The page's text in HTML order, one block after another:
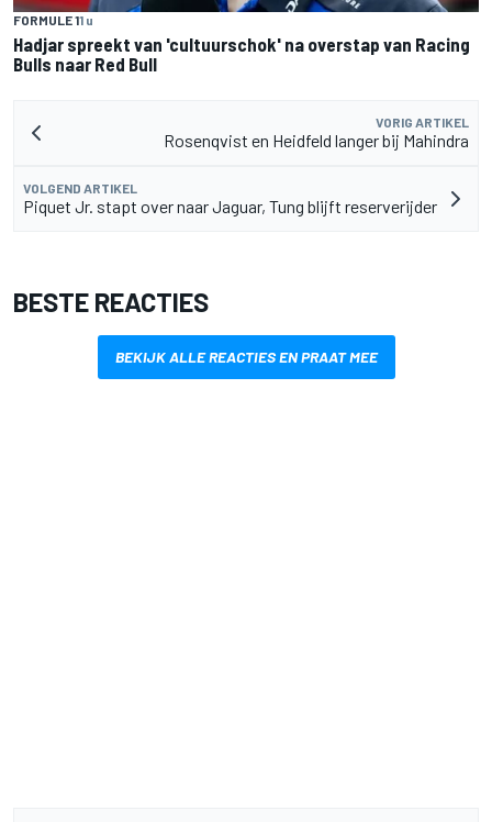
FORMULE 11 u
Hadjar spreekt van 'cultuurschok' na overstap van Racing
Bulls naar Red Bull
VORIG ARTIKEL
Rosenqvist en Heidfeld langer bij Mahindra
VOLGEND ARTIKEL
Piquet Jr. stapt over naar Jaguar, Tung blijft reserverijder
BESTE REACTIES
BEKIJK ALLE REACTIES EN PRAAT MEE